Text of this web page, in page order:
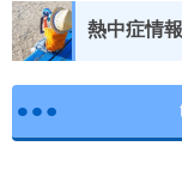
熱中症情報